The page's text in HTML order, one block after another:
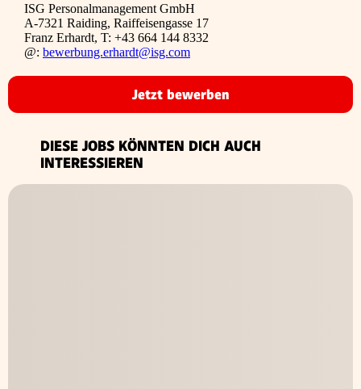
ISG Personalmanagement GmbH
A-7321 Raiding, Raiffeisengasse 17
Franz Erhardt, T: +43 664 144 8332
@: bewerbung.erhardt@isg.com
Jetzt bewerben
DIESE JOBS KÖNNTEN DICH AUCH
INTERESSIEREN